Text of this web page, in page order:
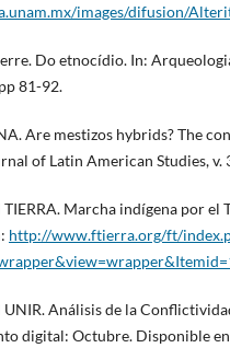
images/difusion/
Do etnocídio. In:
81-92.
Are mestizos hybrids? The
of Latin American Studies, v.
Marcha indígena por el
http://www.ftierra.org/ft/
Análisis de la
digital: Octubre. Disponible